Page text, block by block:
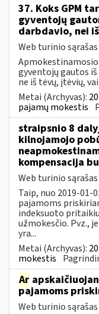
37. Koks GPM
gyventojų
darbdavio, nei
Web turinio sąrašas
gyventojų gautos
ne iš tėvų, įtėvių,
Metai (Archyvas):
pajamų mokestis
straipsnio 8
kilnojamojo
kompensacija
Web turinio sąrašas
Taip, nuo 2019-
pajamoms
indeksuoto
užmokesčio. Pvz.,
yra...
Metai (Archyvas):
mokestis
Ar
pajamoms
Web turinio sąrašas